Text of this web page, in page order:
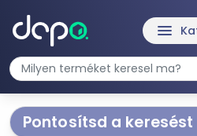
menu
Pontosítsd a keresést